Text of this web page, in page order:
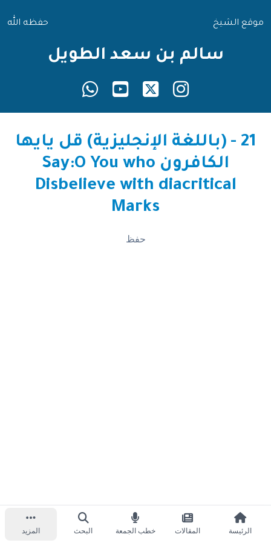
موقع الشيخ حفظه الله
سالم بن سعد الطويل
21 - (باللغة الإنجليزية) قل يايها
الكافرون Say:O You who
Disbelieve with diacritical
Marks
حفظ
الرئيسة المقالات خطب الجمعة البحث المزيد